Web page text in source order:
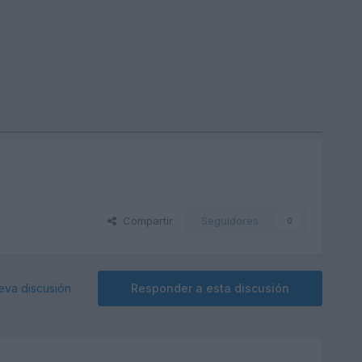
Compartir Seguidores 0
Responder a esta discusión
discusión